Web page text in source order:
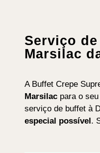
Serviço
Marsilac
A Buffet Crepe
Marsilac para o
serviço de buffet à
especial possível.